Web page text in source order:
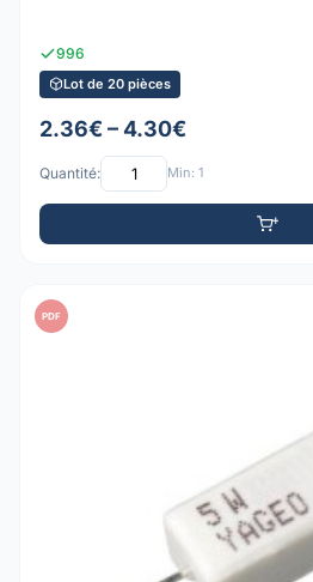
996
Lot de 20 pièces
2.36€ – 4.30€
Quantité: Min: 1
PDF